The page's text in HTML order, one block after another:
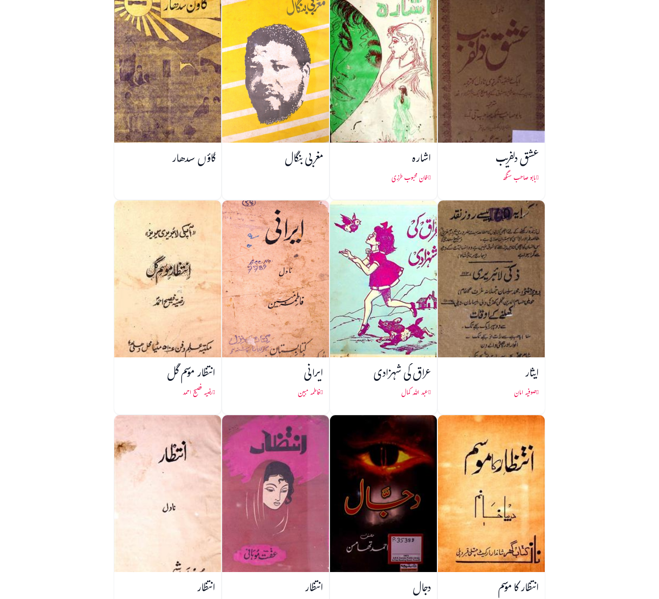
عشق دلفریب
بابو صاحب سنگھ
اشارہ
خان محبوب طرزی
مغربی بنگال گاؤں سدھار
ایثار
صوفیہ امان
عراق کی شہزادی
عبد اللہ کمال
ایرانی
فاطمہ مبین
انتظار موسم گل
رضیہ فصیح احمد
انتظار کا موسم دجال انتظار انتظار